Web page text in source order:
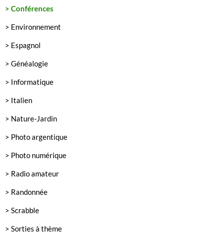
> Conférences
> Environnement
> Espagnol
> Généalogie
> Informatique
> Italien
> Nature-Jardin
> Photo argentique
> Photo numérique
> Radio amateur
> Randonnée
> Scrabble
> Sorties à thème